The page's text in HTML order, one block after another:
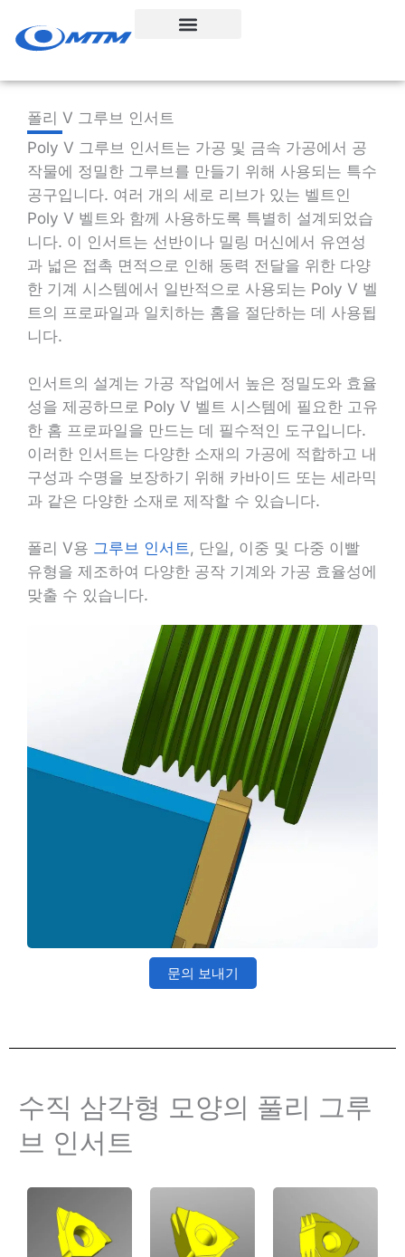
로
폴리 V 그루브 인서트
Poly V 그루브 인서트는 가공 및 금속 가공에서 공
작물에 정밀한 그루브를 만들기 위해 사용되는 특수
공구입니다. 여러 개의 세로 리브가 있는 벨트인
Poly V 벨트와 함께 사용하도록 특별히 설계되었습
니다. 이 인서트는 선반이나 밀링 머신에서 유연성
과 넓은 접촉 면적으로 인해 동력 전달을 위한 다양
한 기계 시스템에서 일반적으로 사용되는 Poly V 벨
트의 프로파일과 일치하는 홈을 절단하는 데 사용됩
니다.
인서트의 설계는 가공 작업에서 높은 정밀도와 효율
성을 제공하므로 Poly V 벨트 시스템에 필요한 고유
한 홈 프로파일을 만드는 데 필수적인 도구입니다.
이러한 인서트는 다양한 소재의 가공에 적합하고 내
구성과 수명을 보장하기 위해 카바이드 또는 세라믹
과 같은 다양한 소재로 제작할 수 있습니다.
폴리 V용 그루브 인서트, 단일, 이중 및 다중 이빨
유형을 제조하여 다양한 공작 기계와 가공 효율성에
맞출 수 있습니다.
문의 보내기
수직 삼각형 모양의 풀리 그루
브 인서트